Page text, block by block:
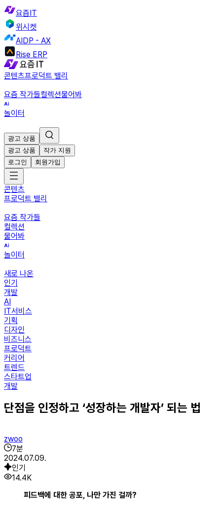
요즘IT
위시켓
AIDP - AX
Rise ERP
콘텐츠프로덕트 밸리
요즘 작가들컬렉션물어봐
놀이터
광고 상품
광고 상품
작가 지원
로그인
회원가입
콘텐츠
프로덕트 밸리
요즘 작가들
컬렉션
물어봐
놀이터
새로 나온
인기
개발
AI
IT서비스
기획
디자인
비즈니스
프로덕트
커리어
트렌드
스타트업
개발
단점을 인정하고 ‘성장하는 개발자’ 되는 법
zwoo
7분
2024.07.09.
인기
14.4K
피드백에 대한 공포, 나만 가진 걸까?